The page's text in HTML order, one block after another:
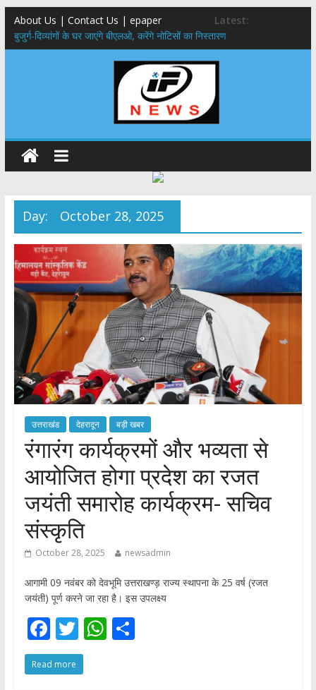
About Us | Contact Us | epaper
Latest:
बुजुर्ग-दिव्यांगों के घर जाएंगे बीएलओ, करेंगे नोटिसों का निस्तारण
24×7 अलर्ट मोड में रहें अधिकारी-मुख्य सचिव मानसून-एसईओसी से मुख्य सचिव ने
की विस्तृत समीक्षा कहा-बंद सड़कों को शीघ्र खोला जाए, लोगों को न हो दिक्कत
459 करोड़ से एचएनबी गढ़वाल विश्वविद्यालय में अनुसंधान संरचना होगी सुदृढ,उच्च
शिक्षा मंत्री धन सिंह रावत ने नवनियुक्त केन्द्रीय शिक्षा मंत्री से की मुलाकात
मुख्यमंत्री से महानिदेशक एनसीसी ने की शिष्टाचार भेंट,उत्तराखण्ड में एनसीसी के
विस्तार एवं आधुनिक आधारभूत संरचना के विकास पर हुई महत्वपूर्ण चर्चा
एमडीडीए बोर्ड बैठक, देहरादून और मसूरी के विकास के लिए 25 बड़े प्रस्तावों को मिली
हरी झंडी
Day: October 28, 2025
उत्तराखंड देहरादून बड़ी खबर
रंगारंग कार्यक्रमों और भव्यता से
आयोजित होगा प्रदेश का रजत
जयंती समारोह कार्यक्रम- सचिव
संस्कृति
October 28, 2025 newsadmin
आगामी 09 नवंबर को देवभूमि उत्तराखण्ड़ राज्य स्थापना के 25 वर्ष (रजत
जयंती) पूर्ण करने जा रहा है। इस उपलक्ष्य
F
ac
e
T
w
itt
W S
Read more